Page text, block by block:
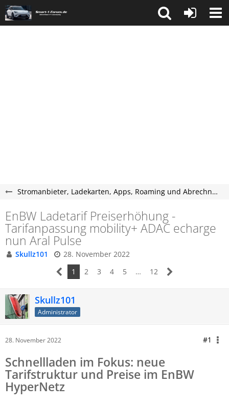
Stromanbieter, Ladekarten, Apps, Roaming und Abrechnung
EnBW Ladetarif Preiserhöhung -
Tarifanpassung mobility+ ADAC echarge
nun Aral Pulse
Skullz101
28. November 2022
1
2 3 4 5 … 12
Skullz101
Administrator
28. November 2022 #1
Schnellladen im Fokus: neue
Tarifstruktur und Preise im EnBW
HyperNetz